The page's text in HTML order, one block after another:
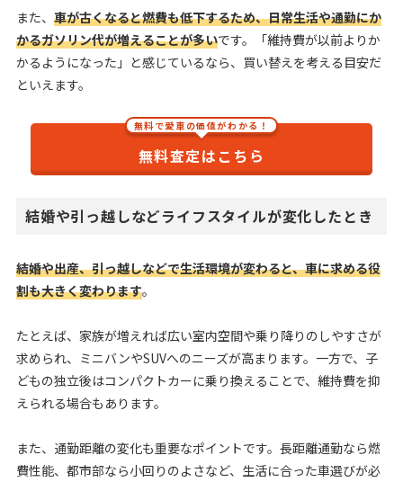
また、 車が古くなると燃費も低下するため、日常生活や通勤にか
かるガソリン代が増えることが多いです。「維持費が以前よりか
かるようになった」と感じているなら、買い替えを考える目安だ
といえます。
無料で愛車の価値がわかる！
無料査定はこちら
結婚や引っ越しなどライフスタイルが変化したとき
結婚や出産、引っ越しなどで生活環境が変わると、車に求める役
割も大きく変わります。
たとえば、家族が増えれば広い室内空間や乗り降りのしやすさが
求められ、ミニバンやSUVへのニーズが高まります。一方で、子
どもの独立後はコンパクトカーに乗り換えることで、維持費を抑
えられる場合もあります。
また、通勤距離の変化も重要なポイントです。長距離通勤なら燃
費性能、都市部なら小回りのよさなど、生活に合った車選びが必